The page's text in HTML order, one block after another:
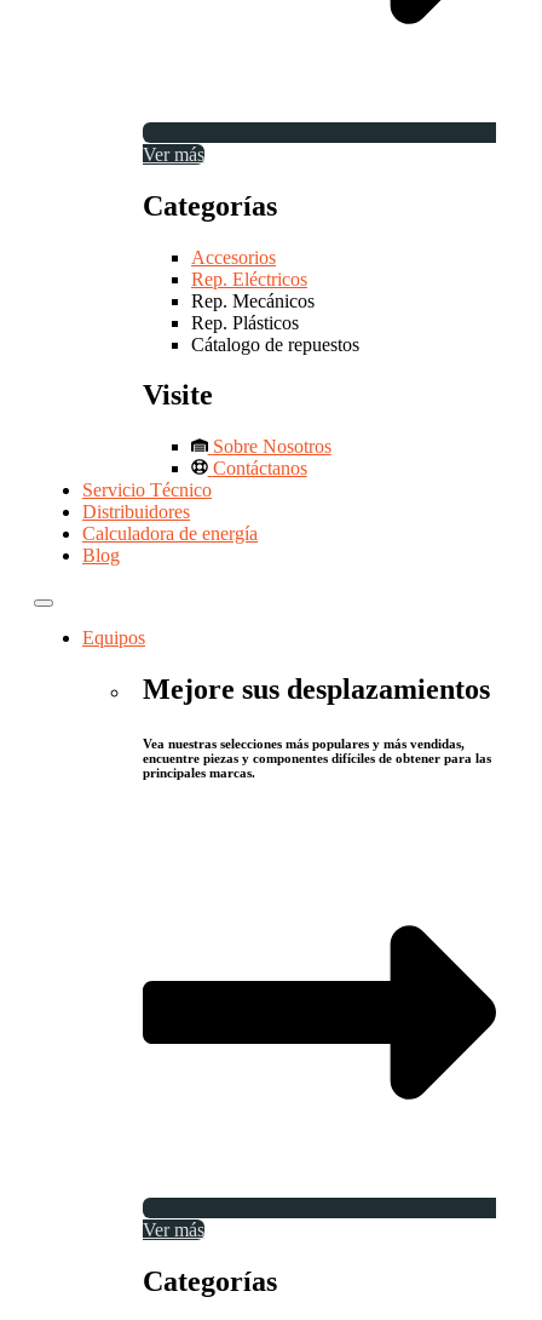
Ver más
Categorías
Accesorios
Rep. Eléctricos
Rep. Mecánicos
Rep. Plásticos
Cátalogo de repuestos
Visite
Sobre Nosotros
Contáctanos
Servicio Técnico
Distribuidores
Calculadora de energía
Blog
Equipos
Mejore sus desplazamientos
Vea nuestras selecciones más populares y más vendidas,
encuentre piezas y componentes difíciles de obtener para las
principales marcas.
Ver más
Categorías